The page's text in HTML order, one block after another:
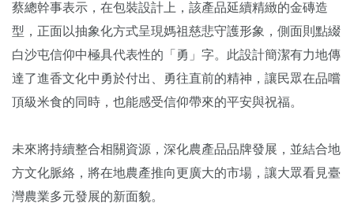
蔡總幹事表示，在包裝設計上，該產品延續精緻的金磚造
型，正面以抽象化方式呈現媽祖慈悲守護形象，側面則點綴
白沙屯信仰中極具代表性的「勇」字。此設計簡潔有力地傳
達了進香文化中勇於付出、勇往直前的精神，讓民眾在品嚐
頂級米食的同時，也能感受信仰帶來的平安與祝福。
未來將持續整合相關資源，深化農產品品牌發展，並結合地
方文化脈絡，將在地農產推向更廣大的市場，讓大眾看見臺
灣農業多元發展的新面貌。